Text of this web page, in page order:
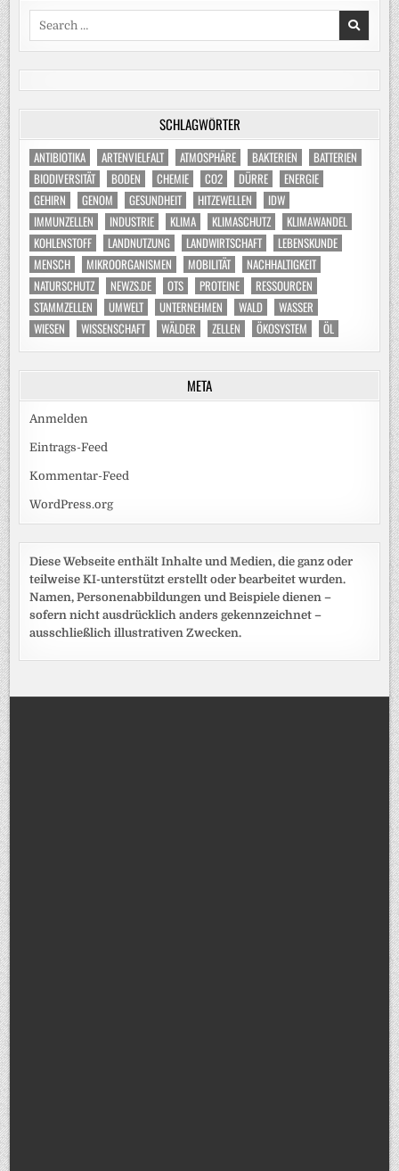
SCHLAGWÖRTER
ANTIBIOTIKA ARTENVIELFALT ATMOSPHÄRE BAKTERIEN
BATTERIEN
BIODIVERSITÄT
BODEN CHEMIE CO2 DÜRRE
ENERGIE
GEHIRN
GENOM GESUNDHEIT HITZEWELLEN
IDW
IMMUNZELLEN
INDUSTRIE KLIMA KLIMASCHUTZ
KLIMAWANDEL
KOHLENSTOFF
LANDNUTZUNG LANDWIRTSCHAFT
LEBENSKUNDE
MENSCH
MIKROORGANISMEN MOBILITÄT
NACHHALTIGKEIT
NATURSCHUTZ
NEWZS.DE OTS PROTEINE
RESSOURCEN
STAMMZELLEN
UMWELT UNTERNEHMEN WALD
WASSER
WIESEN
WISSENSCHAFT WÄLDER ZELLEN ÖKOSYSTEM ÖL
META
Anmelden
Eintrags-Feed
Kommentar-Feed
WordPress.org
Diese Webseite enthält Inhalte und Medien, die ganz oder
teilweise KI-unterstützt erstellt oder bearbeitet wurden.
Namen, Personenabbildungen und Beispiele dienen –
sofern nicht ausdrücklich anders gekennzeichnet –
ausschließlich illustrativen Zwecken.